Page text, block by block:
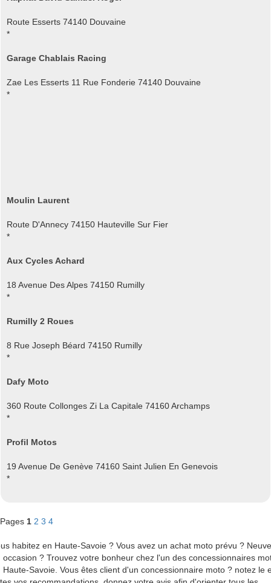
Route Esserts 74140 Douvaine
*
Garage Chablais Racing
Zae Les Esserts 11 Rue Fonderie 74140 Douvaine
*
Moulin Laurent
Route D'Annecy 74150 Hauteville Sur Fier
*
Aux Cycles Achard
18 Avenue Des Alpes 74150 Rumilly
*
Rumilly 2 Roues
8 Rue Joseph Béard 74150 Rumilly
*
Dafy Moto
360 Route Collonges Zi La Capitale 74160 Archamps
*
Profil Motos
19 Avenue De Genève 74160 Saint Julien En Genevois
*
Pages 1 2 3 4
habitez en Haute-Savoie ? Vous avez un achat moto prévu ? Neuve
occasion ? Trouvez votre bonheur chez l'un des concessionnaires
Haute-Savoie. Vous êtes client d'un concessionnaire moto ? notez le